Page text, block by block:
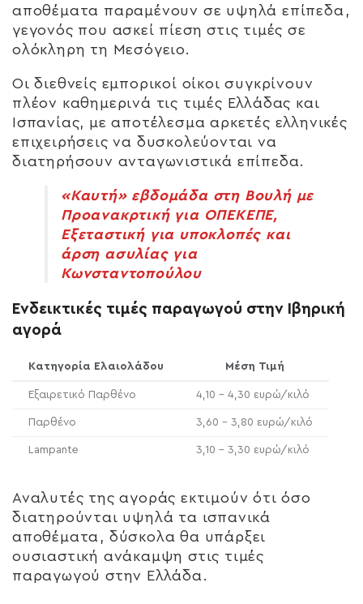
αποθέματα παραμένουν σε υψηλά επίπεδα,
γεγονός που ασκεί πίεση στις τιμές σε
ολόκληρη τη Μεσόγειο.
Οι διεθνείς εμπορικοί οίκοι συγκρίνουν
πλέον καθημερινά τις τιμές Ελλάδας και
Ισπανίας, με αποτέλεσμα αρκετές ελληνικές
επιχειρήσεις να δυσκολεύονται να
διατηρήσουν ανταγωνιστικά επίπεδα.
«Καυτή» εβδομάδα στη Βουλή με
Προανακρτική για ΟΠΕΚΕΠΕ,
Εξεταστική για υποκλοπές και
άρση ασυλίας για
Κωνσταντοπούλου
Ενδεικτικές τιμές παραγωγού στην Ιβηρική
αγορά
Κατηγορία Ελαιολάδου Μέση Τιμή
Εξαιρετικό Παρθένο 4,10 – 4,30 ευρώ/κιλό
Παρθένο 3,60 – 3,80 ευρώ/κιλό
Lampante 3,10 – 3,30 ευρώ/κιλό
Αναλυτές της αγοράς εκτιμούν ότι όσο
διατηρούνται υψηλά τα ισπανικά
αποθέματα, δύσκολα θα υπάρξει
ουσιαστική ανάκαμψη στις τιμές
παραγωγού στην Ελλάδα.